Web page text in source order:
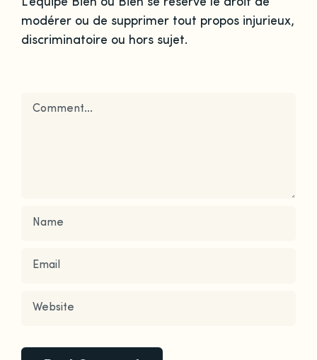
modérer ou de supprimer tout propos injurieux,
discriminatoire ou hors sujet.
Comment